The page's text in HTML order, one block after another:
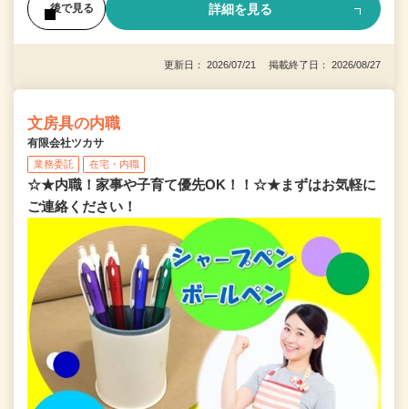
後で見る 詳細を見る
更新日： 2026/07/21 掲載終了日： 2026/08/27
文房具の内職
有限会社ツカサ
業務委託 在宅・内職
☆★内職！家事や子育て優先OK！！☆★まずはお気軽に
ご連絡ください！